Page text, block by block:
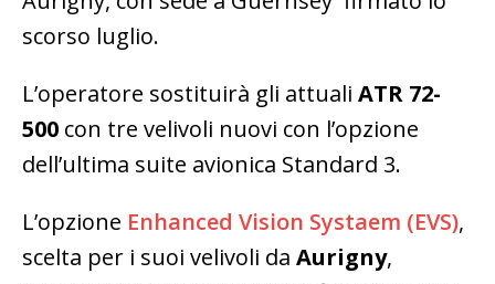
scorso luglio.
L’operatore sostituirà gli attuali ATR 72-
500 con tre velivoli nuovi con l’opzione
dell’ultima suite avionica Standard 3.
L’opzione Enhanced Vision Systaem (EVS),
scelta per i suoi velivoli da Aurigny,